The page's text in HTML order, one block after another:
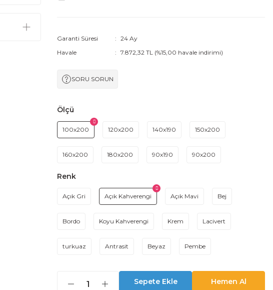
Garanti Süresi
24 Ay
Havale
7.872,32 TL (%15,00 havale indirimi)
SORU SORUN
Ölçü
100x200 120x200 140x190 150x200
160x200 180x200 90x190 90x200
Renk
Açık Gri Açık Kahverengi Açık Mavi Bej
Bordo Koyu Kahverengi Krem Lacivert
turkuaz Antrasit Beyaz Pembe
Sepete Ekle Hemen Al